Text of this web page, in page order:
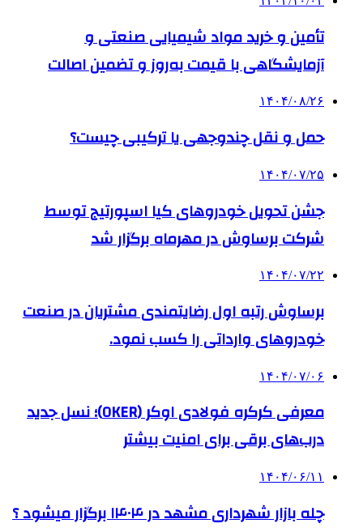
تأمین و خرید مواد شیمیایی صنعتی و
آزمایشگاهی با قیمت به‌روز و تضمین اصالت
۱۴۰۴/۰۸/۲۶
حمل و نقل چندوجهی یا ترکیبی چیست؟
۱۴۰۴/۰۷/۲۵
جشن تحویل خودروهای کیا اسپورتیج توسط
شرکت برساوش در مهرماه برگزار شد
۱۴۰۴/۰۷/۲۲
برساوش رتبه اول رضایتمندی مشتریان در صنعت
خودروهای وارداتی را کسب نمود.
۱۴۰۴/۰۷/۰۶
معرفی کرکره فولادی اوکر (OKER)؛ نسل جدید
درب‌های برقی برای امنیت بیشتر
۱۴۰۴/۰۶/۱۱
چله بازار شهرداری مشهد در ۱۴۰۴ برگزار میشود ؟